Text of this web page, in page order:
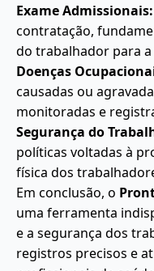
Exame Admissionais:
contratação,
do trabalhador para
Doenças
causadas ou
monitoradas e
Segurança do
políticas voltadas à
física dos
Em conclusão, o
uma ferramenta
e a segurança dos
registros precisos e